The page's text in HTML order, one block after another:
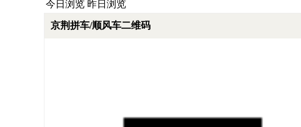
今日浏览 昨日浏览
京荆拼车/顺风车二维码